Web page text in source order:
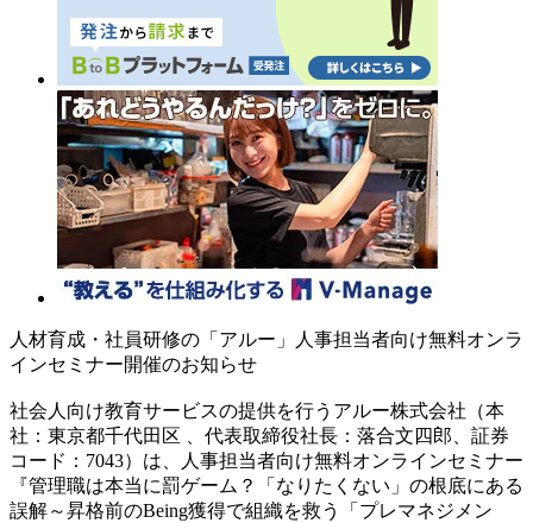
人材育成・社員研修の「アルー」人事担当者向け無料オンラ
インセミナー開催のお知らせ
社会人向け教育サービスの提供を行うアルー株式会社（本
社：東京都千代田区 、代表取締役社長：落合文四郎、証券
コード：7043）は、人事担当者向け無料オンラインセミナー
『管理職は本当に罰ゲーム？「なりたくない」の根底にある
誤解～昇格前のBeing獲得で組織を救う「プレマネジメン